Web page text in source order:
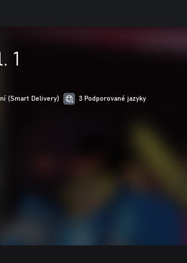
1
(Smart Delivery) 3 Podporované jazyky